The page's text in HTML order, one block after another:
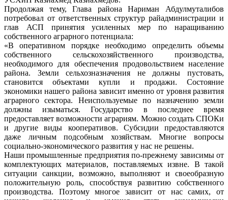
Продолжая тему, Глава района Нариман Абдулмуталибов
потребовал от ответственных структур райадминистрации и
глав АСП принятия усиленных мер по наращиванию
собственного аграрного потенциала:
«В оперативном порядке необходимо определить объемы
собственного сельскохозяйственного производства,
необходимого для обеспечения продовольствием население
района. Земли сельхозназначения не должны пустовать,
становится объектами купли и продажи. Состояние
экономики нашего района зависит именно от уровня развития
аграрного сектора. Неиспользуемые по назначению земли
должны изыматься. Государство в последнее время
предоставляет возможности аграриям. Можно создать СПОКи
и другие виды кооперативов. Субсидии предоставляются
даже личным подсобным хозяйствам. Многие вопросы
социально-экономического развития у нас не решены.
Наши промышленные предприятия по-прежнему зависимы от
комплектующих материалов, поставляемых извне. В такой
ситуации санкции, возможно, выполняют и своеобразную
положительную роль, способствуя развитию собственного
производства. Поэтому многое зависит от нас самих, от